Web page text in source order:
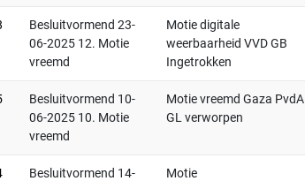
Besluitvormend 23-
06-2025 12. Motie
vreemd
Motie digitale
weerbaarheid VVD GB
Ingetrokken
Besluitvormend 10-
06-2025 10. Motie
vreemd
Motie vreemd Gaza PvdA
GL verworpen
Besluitvormend 14-
Motie